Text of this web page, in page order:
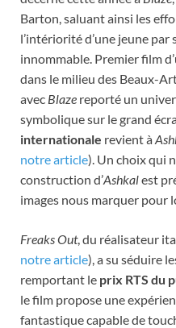
Barton, saluant ainsi les
l’intériorité d’une jeune
innommable. Premier film
dans le milieu des Beaux-
avec Blaze reporté un
symbolique sur le grand
internationale revient à
notre article). Un choix qui
construction d’Ashkalest
images nous marquer pour
Freaks Out, du réalisateur
notre article), a su séduire
remportant le prix RTS du
le film propose une
fantastique capable de